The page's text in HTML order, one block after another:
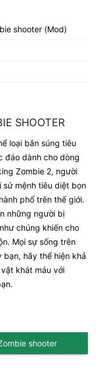
shooter (Mod)
SHOOTER
loại bắn súng tiêu
đáo dành cho dòng
Zombie 2, người
sứ mệnh tiêu diệt bọn
phố trên thế giới.
những người bị
chúng khiến cho
Mọi sự sống trên
hãy thể hiện khả
khát máu với
shooter